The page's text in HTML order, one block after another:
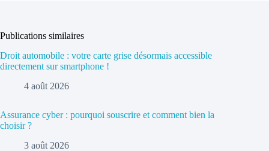
Publications similaires
Droit automobile : votre carte grise désormais accessible
directement sur smartphone !
4 août 2026
Assurance cyber : pourquoi souscrire et comment bien la
choisir ?
3 août 2026